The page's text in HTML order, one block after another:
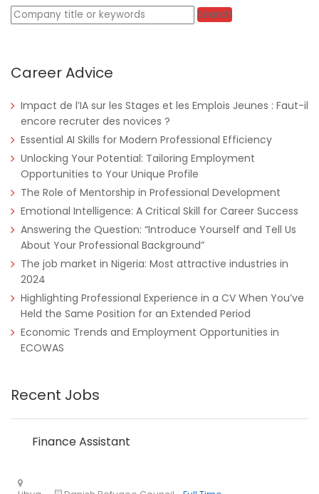
Nigeria Africa Label Group Consultancy
Tanzania Educate! Full Time
Remote Part Time
Keywords Search
Career Advice
Impact de l’IA sur les Stages et les Emplois Jeunes : Faut-il
encore recruter des novices ?
Essential AI Skills for Modern Professional Efficiency
Unlocking Your Potential: Tailoring Employment
Opportunities to Your Unique Profile
The Role of Mentorship in Professional Development
Emotional Intelligence: A Critical Skill for Career Success
Answering the Question: “Introduce Yourself and Tell Us
About Your Professional Background”
The job market in Nigeria: Most attractive industries in
2024
Highlighting Professional Experience in a CV When You’ve
Held the Same Position for an Extended Period
Economic Trends and Employment Opportunities in
ECOWAS
Recent Jobs
Finance Assistant